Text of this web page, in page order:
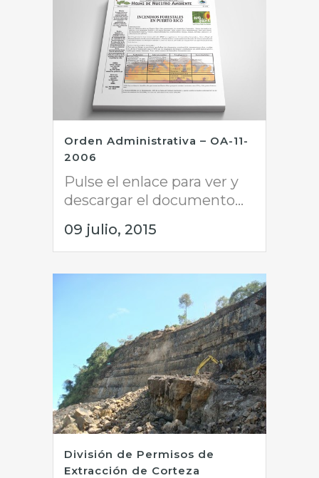
Orden Administrativa – OA-11-
2006
Pulse el enlace para ver y
descargar el documento...
09 julio, 2015
División de Permisos de
Extracción de Corteza